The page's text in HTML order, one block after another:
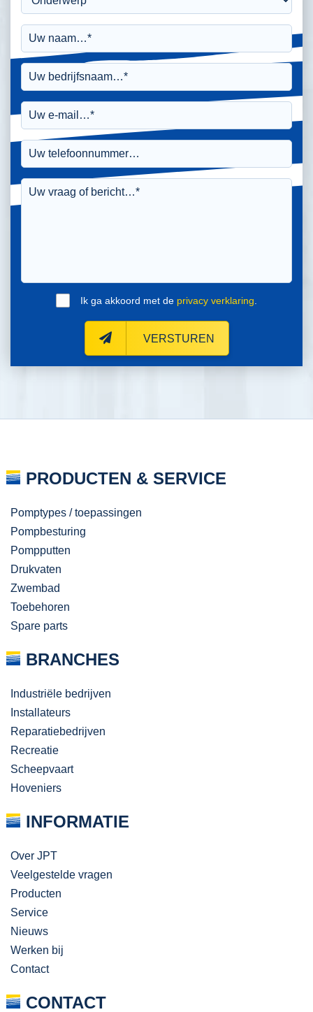
Ik ga akkoord met de privacy verklaring
VERSTUREN
PRODUCTEN & SERVICE
Pomptypes / toepassingen
Pompbesturing
Pompputten
Drukvaten
Zwembad
Toebehoren
Spare parts
BRANCHES
Industriële bedrijven
Installateurs
Reparatiebedrijven
Recreatie
Scheepvaart
Hoveniers
INFORMATIE
Over JPT
Veelgestelde vragen
Producten
Service
Nieuws
Werken bij
Contact
CONTACT